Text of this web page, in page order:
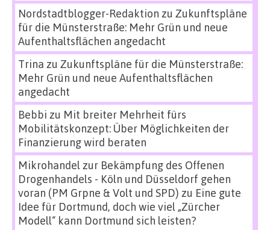
Nordstadtblogger-Redaktion zu Zukunftspläne
für die Münsterstraße: Mehr Grün und neue
Aufenthaltsflächen angedacht
Trina zu Zukunftspläne für die Münsterstraße:
Mehr Grün und neue Aufenthaltsflächen
angedacht
Bebbi zu Mit breiter Mehrheit fürs
Mobilitätskonzept: Über Möglichkeiten der
Finanzierung wird beraten
Mikrohandel zur Bekämpfung des Offenen
Drogenhandels - Köln und Düsseldorf gehen
voran (PM Grpne & Volt und SPD) zu Eine gute
Idee für Dortmund, doch wie viel „Zürcher
Modell“ kann Dortmund sich leisten?